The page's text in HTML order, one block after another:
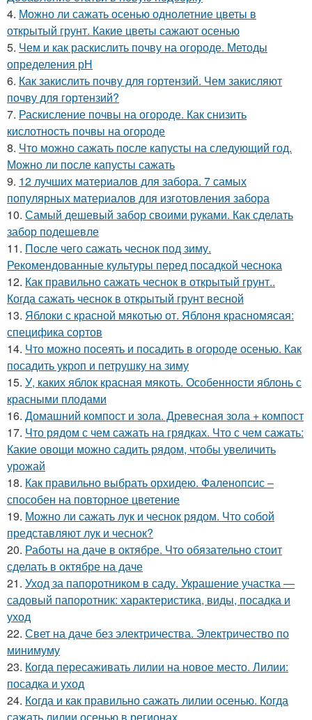
4. Можно ли сажать осенью однолетние цветы в
открытый грунт. Какие цветы сажают осенью
5. Чем и как раскислить почву на огороде. Методы
определения рН
6. Как закислить почву для гортензий. Чем закисляют
почву для гортензий?
7. Раскисление почвы на огороде. Как снизить
кислотность почвы на огороде
8. Что можно сажать после капусты на следующий год.
Можно ли после капусты сажать
9. 12 лучших материалов для забора. 7 самых
популярных материалов для изготовления забора
10. Самый дешевый забор своими руками. Как сделать
забор подешевле
11. После чего сажать чеснок под зиму.
Рекомендованные культуры перед посадкой чеснока
12. Как правильно сажать чеснок в открытый грунт..
Когда сажать чеснок в открытый грунт весной
13. Яблоки с красной мякотью от. Яблоня красномясая:
специфика сортов
14. Что можно посеять и посадить в огороде осенью. Как
посадить укроп и петрушку на зиму
15. У, каких яблок красная мякоть. Особенности яблонь с
красными плодами
16. Домашний компост и зола. Древесная зола + компост
17. Что рядом с чем сажать на грядках. Что с чем сажать:
Какие овощи можно садить рядом, чтобы увеличить
урожай
18. Как правильно выбрать орхидею. Фаленопсис –
способен на повторное цветение
19. Можно ли сажать лук и чеснок рядом. Что собой
представляют лук и чеснок?
20. Работы на даче в октябре. Что обязательно стоит
сделать в октябре на даче
21. Уход за папоротником в саду. Украшение участка —
садовый папоротник: характеристика, виды, посадка и
уход
22. Свет на даче без электричества. Электричество по
минимуму
23. Когда пересаживать лилии на новое место. Лилии:
посадка и уход
24. Когда и как правильно сажать лилии осенью. Когда